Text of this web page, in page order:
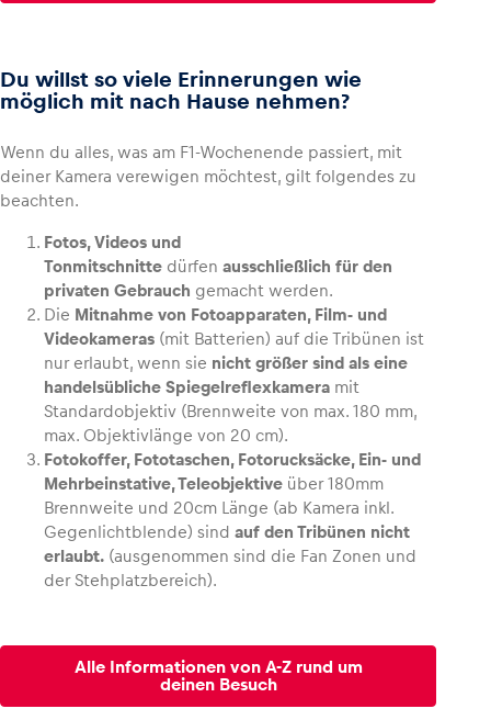
Du willst so viele Erinnerungen wie
möglich mit nach Hause nehmen?
Wenn du alles, was am F1-Wochenende passiert, mit
deiner Kamera verewigen möchtest, gilt folgendes zu
beachten.
Fotos, Videos und
Tonmitschnitte dürfen ausschließlich für den
privaten Gebrauch gemacht werden.
Die Mitnahme von Fotoapparaten, Film- und
Videokameras (mit Batterien) auf die Tribünen ist
nur erlaubt, wenn sie nicht größer sind als eine
handelsübliche Spiegelreflexkamera mit
Standardobjektiv (Brennweite von max. 180 mm,
max. Objektivlänge von 20 cm).
Fotokoffer, Fototaschen, Fotorucksäcke, Ein- und
Mehrbeinstative, Teleobjektive über 180mm
Brennweite und 20cm Länge (ab Kamera inkl.
Gegenlichtblende) sind auf den Tribünen nicht
erlaubt. (ausgenommen sind die Fan Zonen und
der Stehplatzbereich).
Alle Informationen von A-Z rund um
deinen Besuch